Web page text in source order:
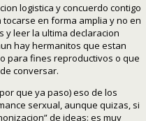
logistica y concuerdo contigo
en forma amplia y no en
y leer la ultima declaracion
hay hermanitos que estan
para fines reproductivos o que
conversar.
que ya paso) eso de los
serxual, aunque quizas, si
de ideas: es muy